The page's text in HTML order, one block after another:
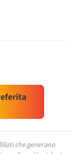
che generano